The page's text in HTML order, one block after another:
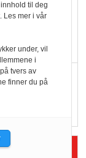
i
større
til deg
Les mer i vår
under, vil
i
tvers av
finner du på